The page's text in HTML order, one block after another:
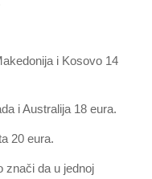
i Kosovo 14
i Australija 18 eura.
20 eura.
znači da u jednoj